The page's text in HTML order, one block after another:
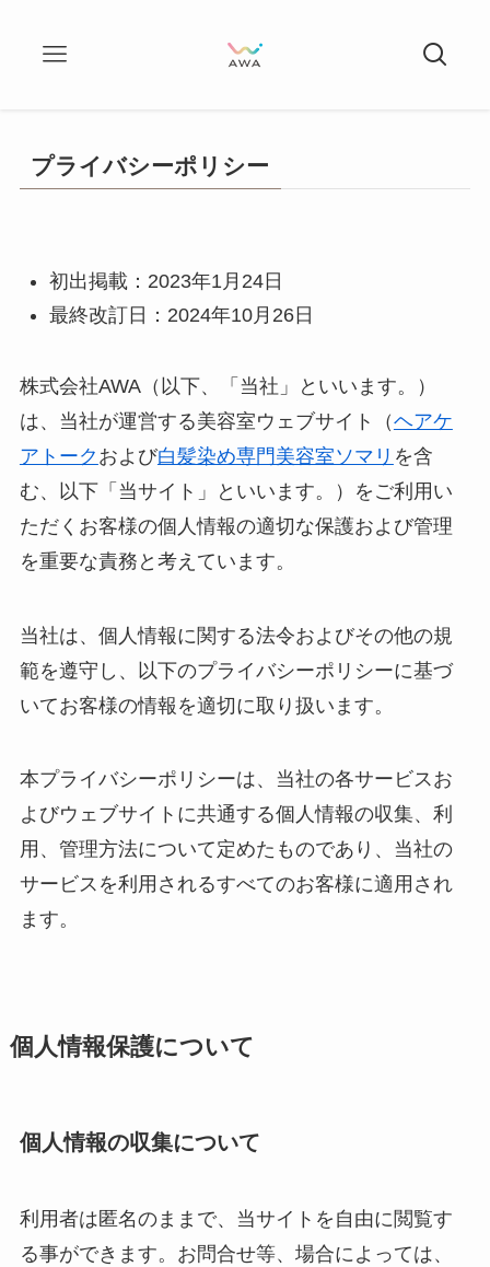
プライバシーポリシー
初出掲載：2023年1月24日
最終改訂日：2024年10月26日
株式会社AWA（以下、「当社」といいます。）
は、当社が運営する美容室ウェブサイト（ヘアケ
アトーク および白髪染め専門美容室ソマリ を含
む、以下「当サイト」といいます。）をご利用い
ただくお客様の個人情報の適切な保護および管理
を重要な責務と考えています。
当社は、個人情報に関する法令およびその他の規
範を遵守し、以下のプライバシーポリシーに基づ
いてお客様の情報を適切に取り扱います。
本プライバシーポリシーは、当社の各サービスお
よびウェブサイトに共通する個人情報の収集、利
用、管理方法について定めたものであり、当社の
サービスを利用されるすべてのお客様に適用され
ます。
個人情報保護について
個人情報の収集について
利用者は匿名のままで、当サイトを自由に閲覧す
る事ができます。お問合せ等、場合によっては、